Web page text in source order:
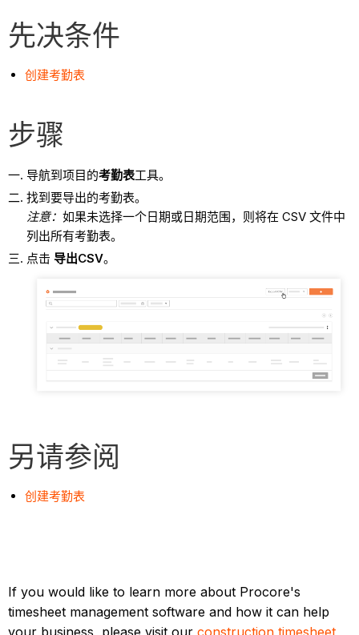
先决条件
创建考勤表
步骤
导航到项目的考勤表工具。
找到要导出的考勤表。
注意： 如果未选择一个日期或日期范围，则将在 CSV 文件中
列出所有考勤表。
点击 导出CSV。
另请参阅
创建考勤表
If you would like to learn more about Procore's
timesheet management software and how it can help